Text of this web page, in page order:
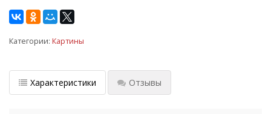
Категории: Картины
Характеристики Отзывы